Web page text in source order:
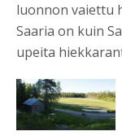
luonnon vaiettu
Saaria on kuin
upeita